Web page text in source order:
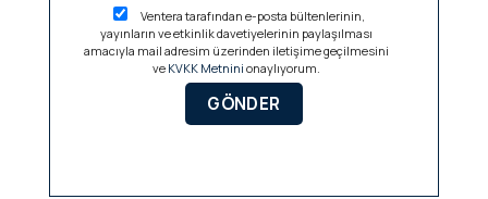
Ventera tarafından e-posta bültenlerinin,
yayınların ve etkinlik davetiyelerinin paylaşılması
amacıyla mail adresim üzerinden iletişime geçilmesini
ve KVKK Metnini onaylıyorum.